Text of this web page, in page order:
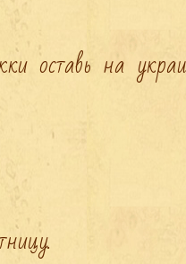
оставь на